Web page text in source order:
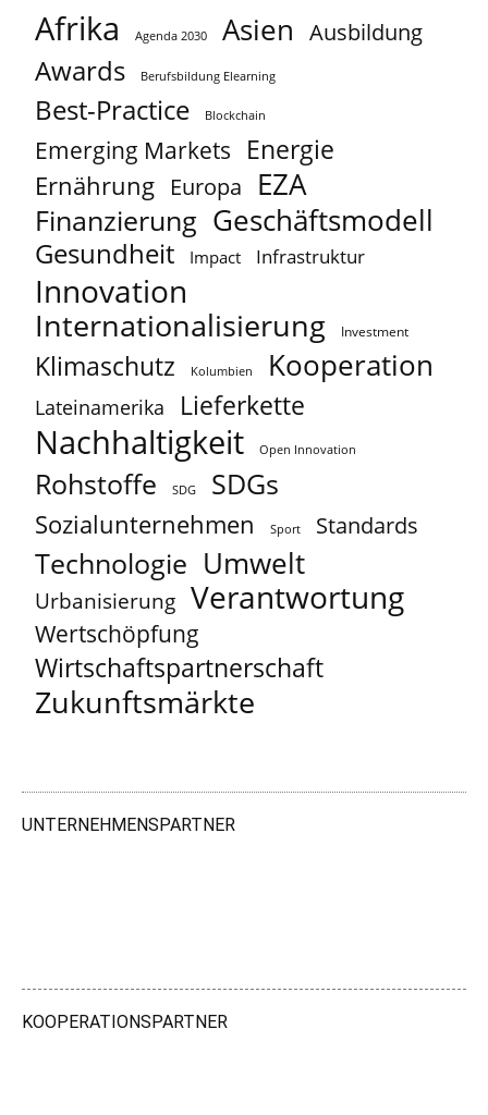
Afrika Agenda 2030 Asien Ausbildung
Awards Berufsbildung Elearning
Best-Practice Blockchain
Emerging Markets Energie
Ernährung Europa EZA
Finanzierung Geschäftsmodell
Gesundheit Impact Infrastruktur
Innovation
Internationalisierung Investment
Klimaschutz Kolumbien Kooperation
Lateinamerika Lieferkette
Nachhaltigkeit Open Innovation
Rohstoffe SDG SDGs
Sozialunternehmen Sport Standards
Technologie Umwelt
Urbanisierung Verantwortung
Wertschöpfung
Wirtschaftspartnerschaft
Zukunftsmärkte
UNTERNEHMENSPARTNER
KOOPERATIONSPARTNER